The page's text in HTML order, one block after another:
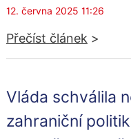
12. června 2025 11:26
Přečíst článek >
Vláda schválila
zahraniční